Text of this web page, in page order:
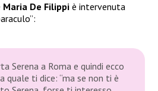
Maria De Filippi è intervenuta
Serena a Roma e quindi ecco
quale ti dice: “ma se non ti è